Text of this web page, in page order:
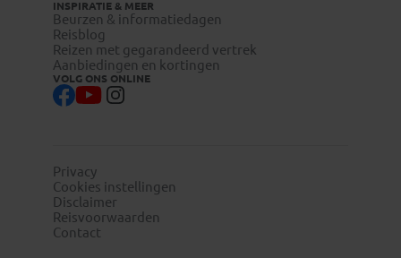
INSPIRATIE & MEER
Beurzen & informatiedagen
Reisblog
Reizen met gegarandeerd vertrek
Aanbiedingen en kortingen
VOLG ONS ONLINE
Privacy
Cookies instellingen
Disclaimer
Reisvoorwaarden
Contact